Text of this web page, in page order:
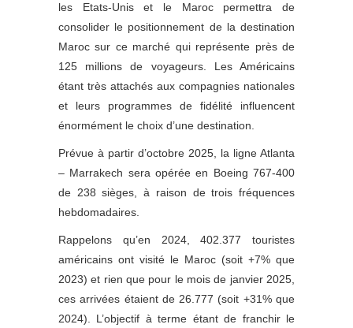
les Etats-Unis et le Maroc permettra de
consolider le positionnement de la destination
Maroc sur ce marché qui représente près de
125 millions de voyageurs. Les Américains
étant très attachés aux compagnies nationales
et leurs programmes de fidélité influencent
énormément le choix d’une destination.
Prévue à partir d’octobre 2025, la ligne Atlanta
– Marrakech sera opérée en Boeing 767-400
de 238 sièges, à raison de trois fréquences
hebdomadaires.
Rappelons qu’en 2024, 402.377 touristes
américains ont visité le Maroc (soit +7% que
2023) et rien que pour le mois de janvier 2025,
ces arrivées étaient de 26.777 (soit +31% que
2024). L’objectif à terme étant de franchir le